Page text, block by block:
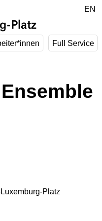
Platz
Full Service
DE
EN
Platz